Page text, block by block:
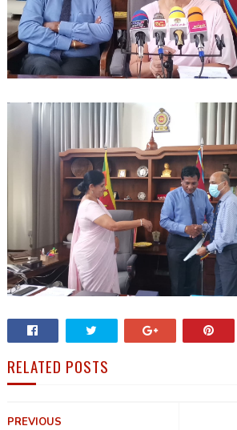
RELATED POSTS
PREVIOUS